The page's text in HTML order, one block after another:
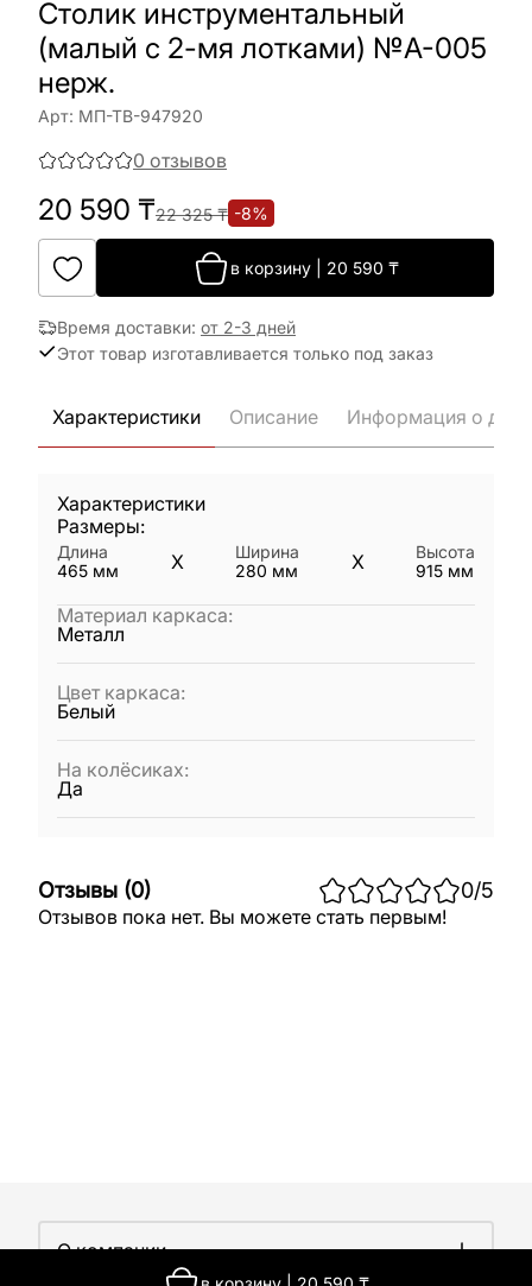
Столик инструментальный
(малый с 2-мя лотками) №А-005
нерж.
Арт: МП-ТВ-947920
0 отзывов
20 590 ₸22 325₸ -8%
в корзину| 20 590 ₸
Время доставки: от 2-3 дней
Этот товар изготавливается только под заказ
Характеристики Описание Информация о
Характеристики
Размеры:
Длина
465 мм X
Ширина
280 мм X
Высота
915 мм
Материал каркаса:
Металл
Цвет каркаса:
Белый
На колёсиках:
Да
Отзывы (0) 0/5
Отзывов пока нет. Вы можете стать первым!
О компании